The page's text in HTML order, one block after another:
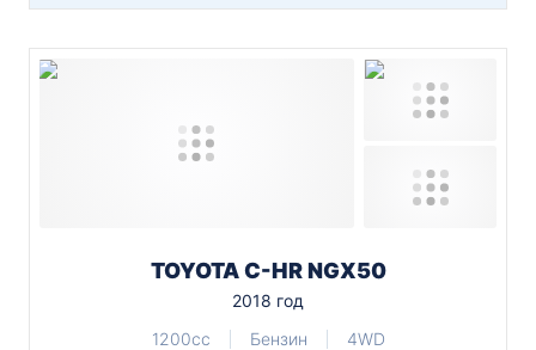
TOYOTA C-HR NGX50
2018 год
1200cc
Бензин 4WD